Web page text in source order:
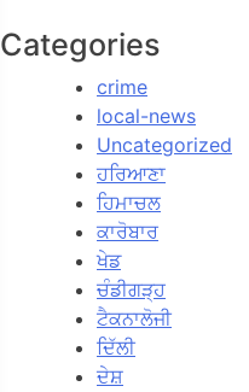
Categories
crime
local-news
Uncategorized
ਹਰਿਆਣਾ
ਹਿਮਾਚਲ
ਕਾਰੋਬਾਰ
ਖੇਡ
ਚੰਡੀਗੜ੍ਹ
ਟੈਕਨਾਲੋਜੀ
ਦਿੱਲੀ
ਦੇਸ਼